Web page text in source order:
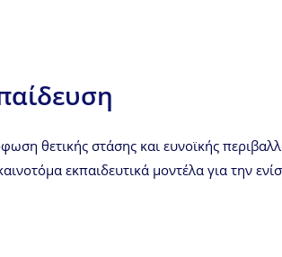
θετικής στάσης και ευνοϊκής
εκπαιδευτικά μοντέλα για την